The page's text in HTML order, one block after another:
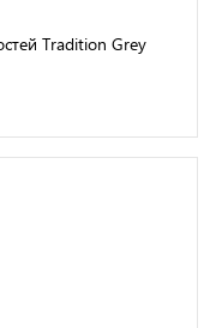
Tradition Grey